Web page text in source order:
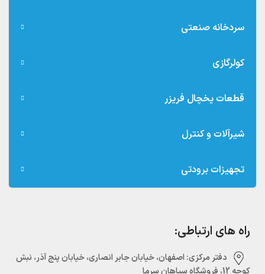
سردخانه صنعتی
کولرگازی
قطعات یخچال فریزر
شیرآلات و کنترل
تجهیزات برودتی
راه های ارتباطی:
دفتر مرکزی:‌ اصفهان، خیابان جابر انصاری، خیابان پنج آذر، نبش
کوچه 12، فروشگاه سپاهان سرما